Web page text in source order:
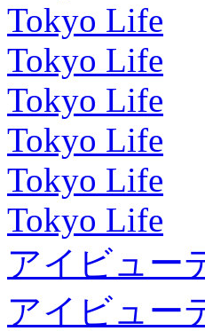
Tokyo Life
Tokyo Life
Tokyo Life
Tokyo Life
Tokyo Life
Tokyo Life
アイビュー
アイビュー